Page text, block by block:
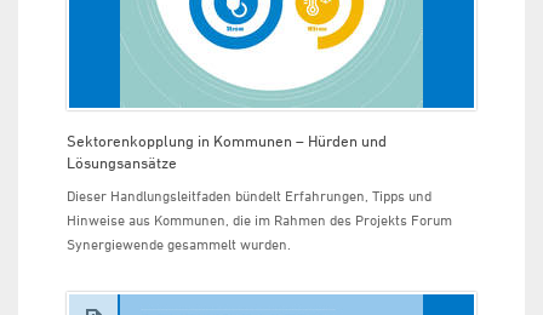
Sektorenkopplung in Kommunen – Hürden und
Lösungsansätze
Dieser Handlungsleitfaden bündelt Erfahrungen, Tipps und
Hinweise aus Kommunen, die im Rahmen des Projekts Forum
Synergiewende gesammelt wurden.